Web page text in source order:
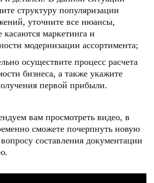
структуру популяризации
уточните все нюансы,
касаются маркетинга и
модернизации ассортимента;
осуществите процесс расчета
бизнеса, а также укажите
первой прибыли.
вам просмотреть видео, в
сможете почерпнуть новую
составления документации